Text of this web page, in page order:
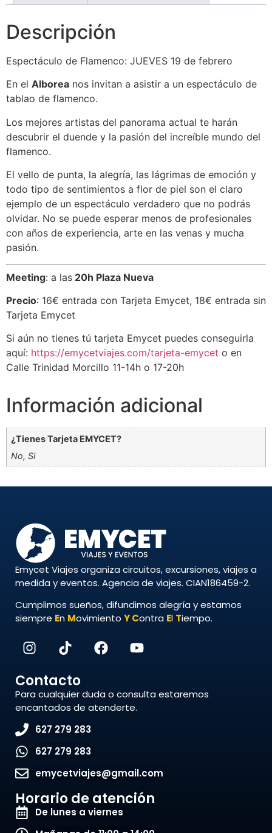
Descripción
Espectáculo de Flamenco: JUEVES 19 de febrero
En el Alborea nos invitan a asistir a un espectáculo de
tablao de flamenco.
Los mejores artistas del panorama actual te harán
descubrir el duende y la pasión del increíble mundo del
flamenco.
El vello de punta, la alegría, las lágrimas de emoción y
todo tipo de sentimientos a flor de piel son el claro
ejemplo de un espectáculo verdadero que no podrás
olvidar. No se puede esperar menos de profesionales
con años de experiencia, arte en las venas y mucha
pasión.
Meeting: a las 20h Plaza Nueva
Precio: 16€ entrada con Tarjeta Emycet, 18€ entrada sin
Tarjeta Emycet
Si aún no tienes tú tarjeta Emycet puedes conseguirla
aquí: https://emycetviajes.com/tarjeta-emycet o en
Calle Trinidad Morcillo 11-14h o 17-20h
Información adicional
¿Tienes Tarjeta EMYCET?
No, Si
Emycet Viajes organiza circuitos, excursiones, viajes a
medida y eventos. Agencia de viajes. CIAN186459-2.
Cumplimos sueños, difundimos alegría y estamos
siempre En Movimiento YContra El Tiempo.
Contacto
Para cualquier duda o consulta estaremos
encantados de atenderte.
627 279 283
627 279 283
emycetviajes@gmail.com
Horario de atención
De lunes a viernes